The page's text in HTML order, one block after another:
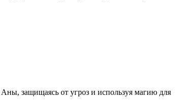
защищаясь от угроз и используя магию для